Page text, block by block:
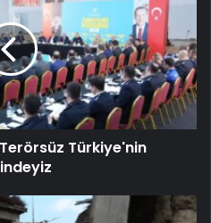
Türkiye'nin